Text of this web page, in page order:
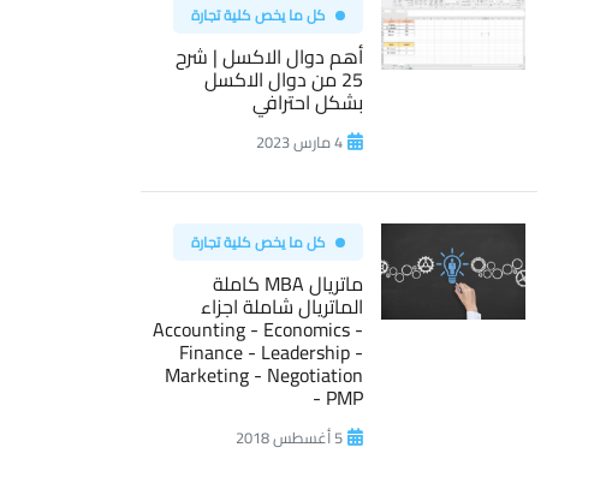
كل ما يخص كلية تجارة
أهم دوال الاكسل | شرح
25 من دوال الاكسل
بشكل احترافي
4 مارس 2023
كل ما يخص كلية تجارة
ماتريال MBA كاملة
الماتريال شاملة اجزاء
Accounting - Economics -
Finance - Leadership -
Marketing - Negotiation
- PMP
5 أغسطس 2018